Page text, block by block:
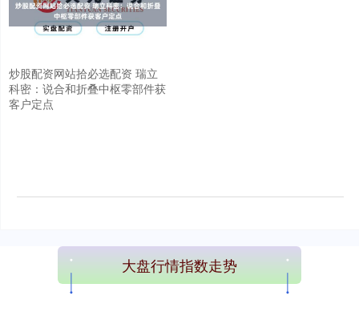
炒股配资网站拾必选配资 瑞立
科密：说合和折叠中枢零部件获
客户定点
大盘行情指数走势